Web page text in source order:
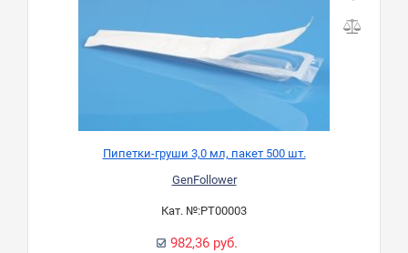
Пипетки-груши 3,0 мл, пакет 500 шт.
GenFollower
Кат. №:PT00003
982,36 руб.